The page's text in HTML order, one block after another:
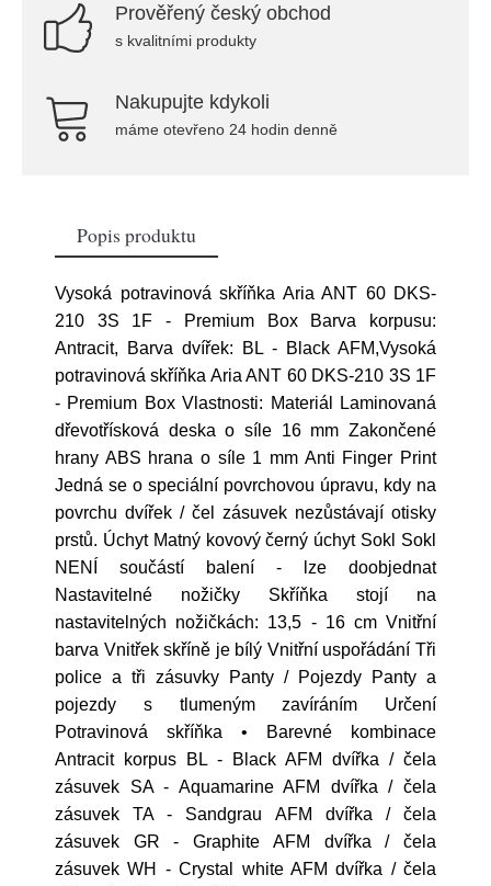
Prověřený český obchod
s kvalitními produkty
Nakupujte kdykoli
máme otevřeno 24 hodin denně
Popis produktu
Vysoká potravinová skříňka Aria ANT 60 DKS-
210 3S 1F - Premium Box Barva korpusu:
Antracit, Barva dvířek: BL - Black AFM,Vysoká
potravinová skříňka Aria ANT 60 DKS-210 3S 1F
- Premium Box Vlastnosti: Materiál Laminovaná
dřevotřísková deska o síle 16 mm Zakončené
hrany ABS hrana o síle 1 mm Anti Finger Print
Jedná se o speciální povrchovou úpravu, kdy na
povrchu dvířek / čel zásuvek nezůstávají otisky
prstů. Úchyt Matný kovový černý úchyt Sokl Sokl
NENÍ součástí balení - lze doobjednat
Nastavitelné nožičky Skříňka stojí na
nastavitelných nožičkách: 13,5 - 16 cm Vnitřní
barva Vnitřek skříně je bílý Vnitřní uspořádání Tři
police a tři zásuvky Panty / Pojezdy Panty a
pojezdy s tlumeným zavíráním Určení
Potravinová skříňka • Barevné kombinace
Antracit korpus BL - Black AFM dvířka / čela
zásuvek SA - Aquamarine AFM dvířka / čela
zásuvek TA - Sandgrau AFM dvířka / čela
zásuvek GR - Graphite AFM dvířka / čela
zásuvek WH - Crystal white AFM dvířka / čela